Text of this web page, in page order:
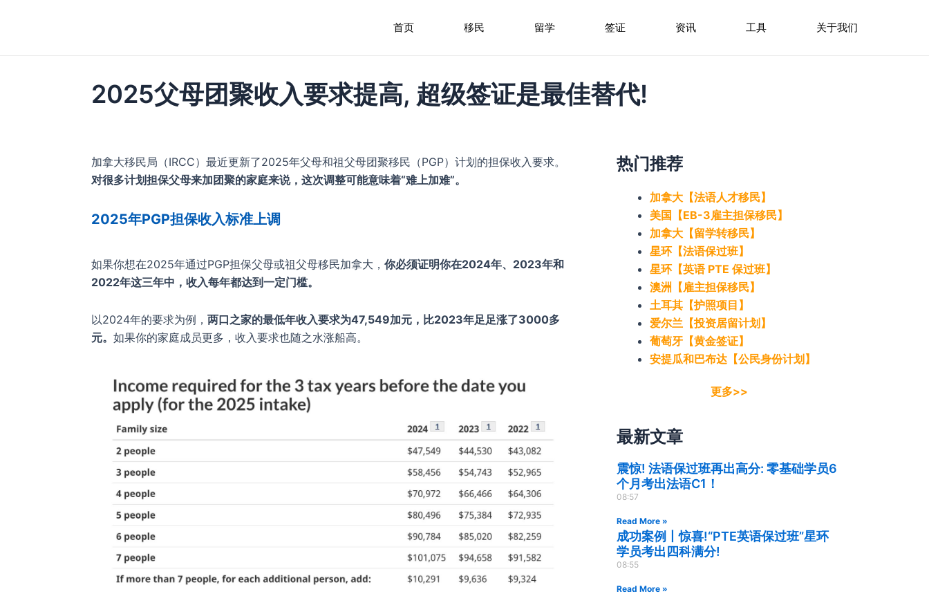
首页 移民 留学 签证 资讯 工具 关于我们
2025父母团聚收入要求提高, 超级签证是最佳替代!
加拿大移民局（IRCC）最近更新了2025年父母和祖父母团聚移民（PGP）计划的担保收入要求。
对很多计划担保父母来加团聚的家庭来说，这次调整可能意味着“难上加难”。
2025年PGP担保收入标准上调
如果你想在2025年通过PGP担保父母或祖父母移民加拿大， 你必须证明你在2024年、2023年和
2022年这三年中， 收入每年都达到一定门槛。
以2024年的要求为例， 两口之家的最低年收入要求为47,549加元，比2023年足足涨了3000多
元。 如果你的家庭成员更多，收入要求也随之水涨船高。
热门推荐
加拿大【法语人才移民】
美国【EB-3雇主担保移民】
加拿大【留学转移民】
星环【法语保过班】
星环【英语 PTE 保过班】
澳洲【雇主担保移民】
土耳其【护照项目】
爱尔兰【投资居留计划】
葡萄牙【黄金签证】
安提瓜和巴布达【公民身份计划】
更多>>
最新文章
震惊! 法语保过班再出高分: 零基础学员6
个月考出法语C1！
08:57
Read More »
成功案例丨惊喜!“PTE英语保过班”星环
学员考出四科满分!
08:55
Read More »